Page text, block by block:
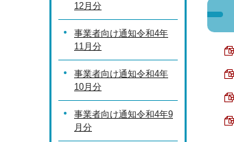
12月分
事業者向け通知令和4年
11月分
事業者向け通知令和4年
10月分
事業者向け通知令和4年9
月分